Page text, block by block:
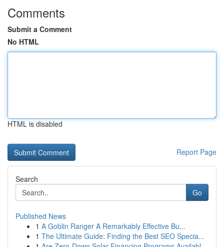
Comments
Submit a Comment
No HTML
HTML is disabled
Report Page
Search
Go
Published News
1 A Goblin Ranger A Remarkably Effective Bu...
1 The Ultimate Guide: Finding the Best SEO Specia...